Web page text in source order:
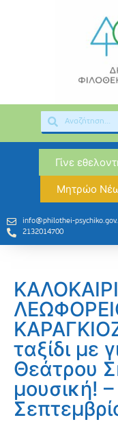
Γίνε
Μητρώο
info@philothei-
2132014700
ταξίδι με
Θεάτρου
μουσική!